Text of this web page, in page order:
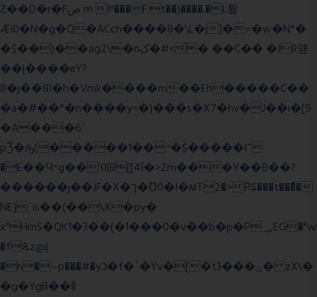
Z��D�r�Fص m Iʶ���F.t��)����.�L뢅
Æi0�N�g�Q�ACch����8�\L�j]�=�w�N*�
�$��)��ag2\�nک�#<� ��C�� �IR얲
��|����eY?
8�j��8I�h�Vmk����m��Eh�����C��
�a�#��*�n����y<�)���s�X7�hv�J��i�[9
�A���6`
pǮ�ԡ(�����1��^�$�����I־
�E��Ϥ^g��'0|ꠓ[[4ΐ�>Zm���Y��B��?
������j��JF�X�ך�Ʊ0�I�мT2�>P̶S���t���ͩ�
NE]`is��(��\X�py�
x"HmS�QK1�3��(�1���0�v��b�p�P؃;EG�"w
�f&z@|
�h�~p���#�yכ�f�`�Yv�[�t3���ۑ� zX\�
�g�YgB��龺